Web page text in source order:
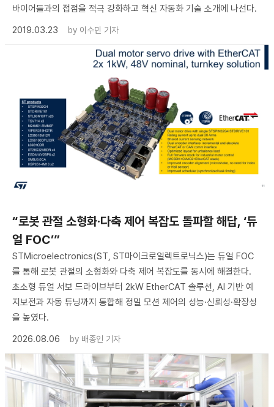
바이어들과의 접점을 적극 강화하고 혁신 자동화 기술 소개에 나선다.
2019.03.23
by 이수민 기자
“로봇 관절 소형화·다축 제어 복잡도 돌파할 해답, ‘듀
얼 FOC’”
STMicroelectronics(ST, ST마이크로일렉트로닉스)는 듀얼 FOC
를 통해 로봇 관절의 소형화와 다축 제어 복잡도를 동시에 해결한다.
초소형 듀얼 서보 드라이브부터 2kW EtherCAT 솔루션, AI 기반 예
지보전과 자동 튜닝까지 통합해 정밀 모션 제어의 성능·신뢰성·확장성
을 높였다.
2026.08.06
by 배종인 기자